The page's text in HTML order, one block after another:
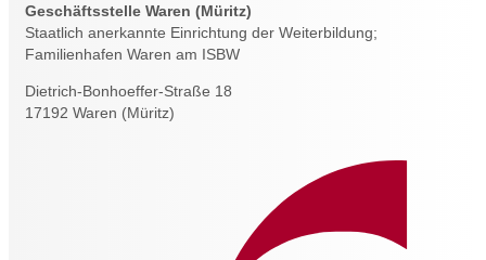
Geschäftsstelle Waren (Müritz)
Staatlich anerkannte Einrichtung der Weiterbildung;
Familienhafen Waren am ISBW
Dietrich-Bonhoeffer-Straße 18
17192 Waren (Müritz)